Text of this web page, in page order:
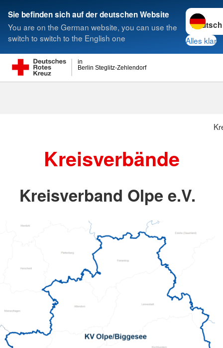
Sie befinden sich auf der deutschen Website
You are on the German website, you can use the
switch to switch to the English one
Sprache
Alles klar
Berlin Steglitz-Zehlendorf
in
Suche
Kreisverbände
Kreisverband Olpe e.V.